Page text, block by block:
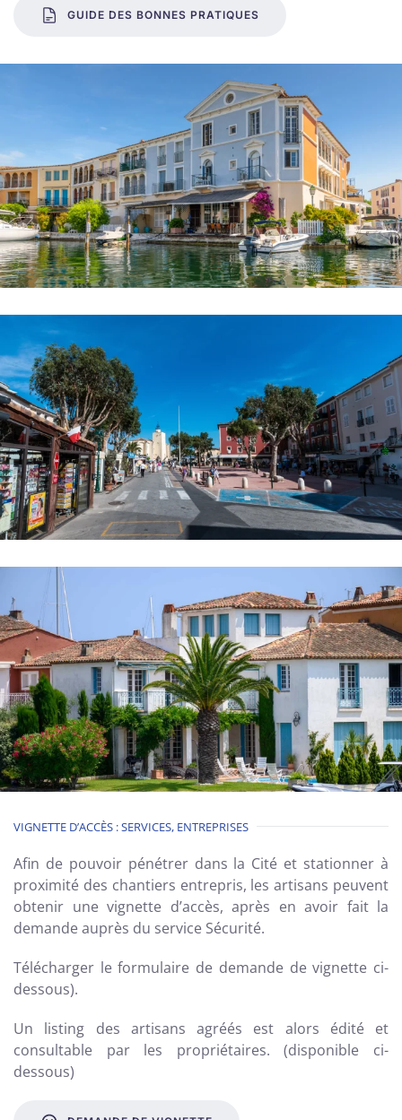
GUIDE DES BONNES PRATIQUES
VIGNETTE D’ACCÈS : SERVICES, ENTREPRISES
Afin de pouvoir pénétrer dans la Cité et stationner à
proximité des chantiers entrepris, les artisans peuvent
obtenir une vignette d’accès, après en avoir fait la
demande auprès du service Sécurité.
Télécharger leformulaire de demande de vignette ci-
dessous).
Un listing des artisans agréés est alors édité et
consultable par les propriétaires. (disponible ci-
dessous)